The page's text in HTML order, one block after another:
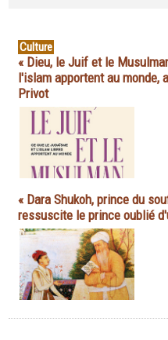
Culture
« Dieu, le Juif et le
l'islam apportent au monde,
Privot
« Dara Shukoh, prince du
ressuscite le prince oublié